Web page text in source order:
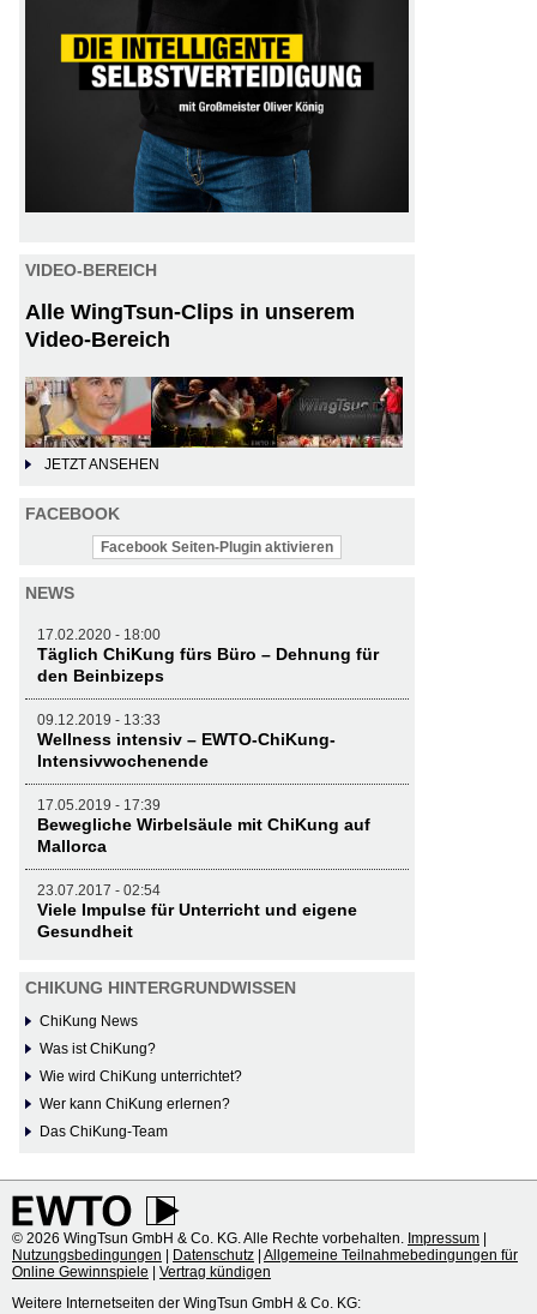
VIDEO-BEREICH
Alle WingTsun-Clips in unserem
Video-Bereich
JETZT ANSEHEN
FACEBOOK
Facebook Seiten-Plugin aktivieren
NEWS
17.02.2020 - 18:00
Täglich ChiKung fürs Büro – Dehnung für
den Beinbizeps
09.12.2019 - 13:33
Wellness intensiv – EWTO-ChiKung-
Intensivwochenende
17.05.2019 - 17:39
Bewegliche Wirbelsäule mit ChiKung auf
Mallorca
23.07.2017 - 02:54
Viele Impulse für Unterricht und eigene
Gesundheit
CHIKUNG HINTERGRUNDWISSEN
ChiKung News
Was ist ChiKung?
Wie wird ChiKung unterrichtet?
Wer kann ChiKung erlernen?
Das ChiKung-Team
© 2026 WingTsun GmbH & Co. KG. Alle Rechte vorbehalten. Impressum |
Nutzungsbedingungen | Datenschutz | Allgemeine Teilnahmebedingungen für
Online Gewinnspiele | Vertrag kündigen
Weitere Internetseiten der WingTsun GmbH & Co. KG: